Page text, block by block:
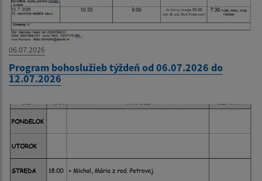
06.07.2026
Program bohoslužieb týždeň od 06.07.2026 do
12.07.2026